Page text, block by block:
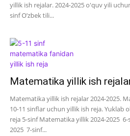
yillik ish rejalar. 2024-2025 o'quv yili
sinf O’zbek tili...
Matematika yillik ish
Matematika yillik ish rejalar 2024-2025.
10-11 sinflar uchun yillik ish reja. Yuklab
reja 5-sinf Matematika yillik 2024-2025
2025 7-sinf...